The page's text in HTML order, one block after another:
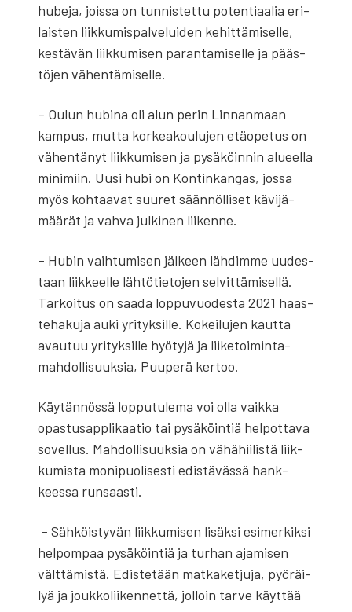
hube­ja, jois­sa on tun­nis­tet­tu poten­ti­aa­lia eri­
lais­ten liik­ku­mis­pal­ve­lui­den kehit­tä­mi­sel­le,
kes­tä­vän liik­ku­mi­sen paran­ta­mi­sel­le ja pääs­
tö­jen vähen­tä­mi­sel­le.
– Oulun hubi­na oli alun perin Lin­nan­maan
kam­pus, mut­ta kor­kea­kou­lu­jen etä­ope­tus on
vähen­tä­nyt liik­ku­mi­sen ja pysä­köin­nin alu­eel­la
mini­miin. Uusi hubi on Kon­tin­kan­gas, jos­sa
myös koh­taa­vat suu­ret sään­nöl­li­set kävi­jä­
mää­rät ja vah­va jul­ki­nen lii­ken­ne.
– Hubin vaih­tu­mi­sen jäl­keen läh­dim­me uudes­
taan liik­keel­le läh­tö­tie­to­jen sel­vit­tä­mi­sel­lä.
Tar­koi­tus on saa­da lop­pu­vuo­des­ta 2021 haas­
te­ha­ku­ja auki yri­tyk­sil­le. Kokei­lu­jen kaut­ta
avau­tuu yri­tyk­sil­le hyö­ty­jä ja lii­ke­toi­min­ta­
mah­dol­li­suuk­sia, Puu­pe­rä ker­too.
Käy­tän­nös­sä lop­pu­tu­le­ma voi olla vaik­ka
opas­tusappli­kaa­tio tai pysä­köin­tiä hel­pot­ta­va
sovel­lus. Mah­dol­li­suuk­sia on vähä­hii­lis­tä liik­
ku­mis­ta moni­puo­li­ses­ti edis­tä­väs­sä hank­
kees­sa run­saas­ti.
– Säh­köis­ty­vän liik­ku­mi­sen lisäk­si esi­mer­kik­si
hel­pom­paa pysä­köin­tiä ja tur­han aja­mi­sen
vält­tä­mis­tä. Edis­te­tään mat­ka­ket­ju­ja, pyö­räi­
lyä ja jouk­ko­lii­ken­net­tä, jol­loin tar­ve käyt­tää